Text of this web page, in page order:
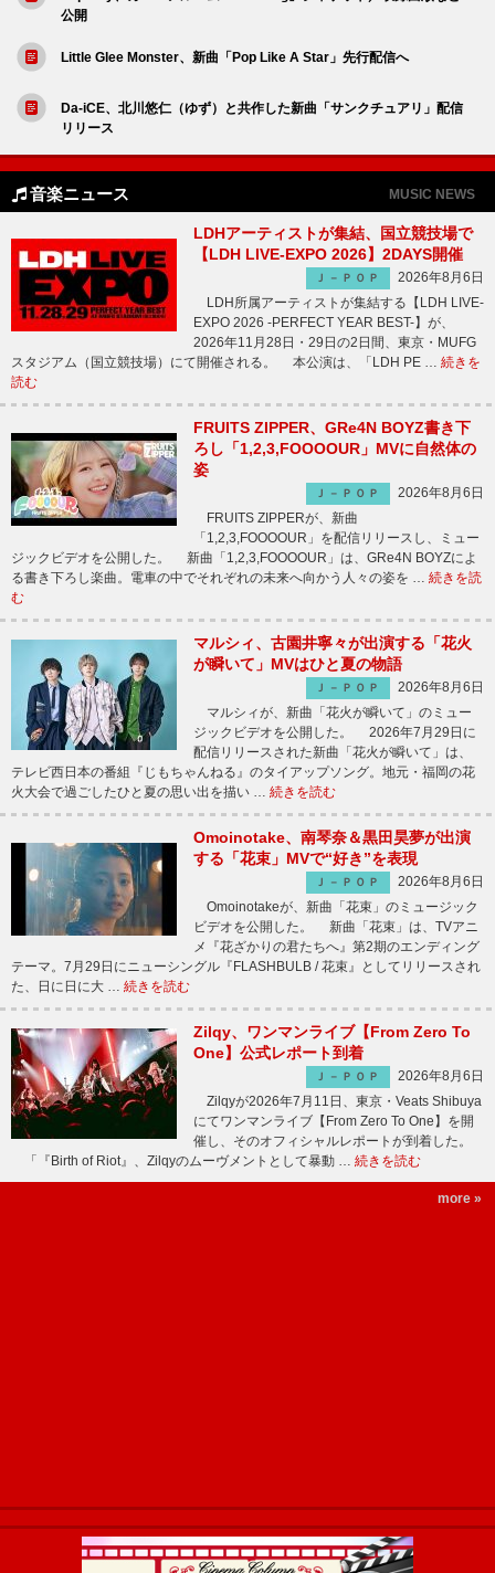
公開
Little Glee Monster、新曲「Pop Like A Star」先行配信へ
Da-iCE、北川悠仁（ゆず）と共作した新曲「サンクチュアリ」配信
リリース
音楽ニュース MUSIC NEWS
LDHアーティストが集結、国立競技場で
【LDH LIVE-EXPO 2026】2DAYS開催
Ｊ－ＰＯＰ
2026年8月6日
LDH所属アーティストが集結する【LDH LIVE-
EXPO 2026 -PERFECT YEAR BEST-】が、
2026年11月28日・29日の2日間、東京・MUFG
スタジアム（国立競技場）にて開催される。 本公演は、「LDH PE … 続きを
読む
FRUITS ZIPPER、GRe4N BOYZ書き下
ろし「1,2,3,FOOOOUR」MVに自然体の
姿
Ｊ－ＰＯＰ
2026年8月6日
FRUITS ZIPPERが、新曲
「1,2,3,FOOOOUR」を配信リリースし、ミュー
ジックビデオを公開した。 新曲「1,2,3,FOOOOUR」は、GRe4N BOYZによ
る書き下ろし楽曲。電車の中でそれぞれの未来へ向かう人々の姿を … 続きを読
む
マルシィ、古園井寧々が出演する「花火
が瞬いて」MVはひと夏の物語
Ｊ－ＰＯＰ
2026年8月6日
マルシィが、新曲「花火が瞬いて」のミュー
ジックビデオを公開した。 2026年7月29日に
配信リリースされた新曲「花火が瞬いて」は、
テレビ西日本の番組『じもちゃんねる』のタイアップソング。地元・福岡の花
火大会で過ごしたひと夏の思い出を描い … 続きを読む
Omoinotake、南琴奈＆黒田昊夢が出演
する「花束」MVで“好き”を表現
Ｊ－ＰＯＰ
2026年8月6日
Omoinotakeが、新曲「花束」のミュージック
ビデオを公開した。 新曲「花束」は、TVアニ
メ『花ざかりの君たちへ』第2期のエンディング
テーマ。7月29日にニューシングル『FLASHBULB / 花束』としてリリースされ
た、日に日に大 … 続きを読む
Zilqy、ワンマンライブ【From Zero To
One】公式レポート到着
Ｊ－ＰＯＰ
2026年8月6日
Zilqyが2026年7月11日、東京・Veats Shibuya
にてワンマンライブ【From Zero To One】を開
催し、そのオフィシャルレポートが到着した。
「『Birth of Riot』、Zilqyのムーヴメントとして暴動 … 続きを読む
more »